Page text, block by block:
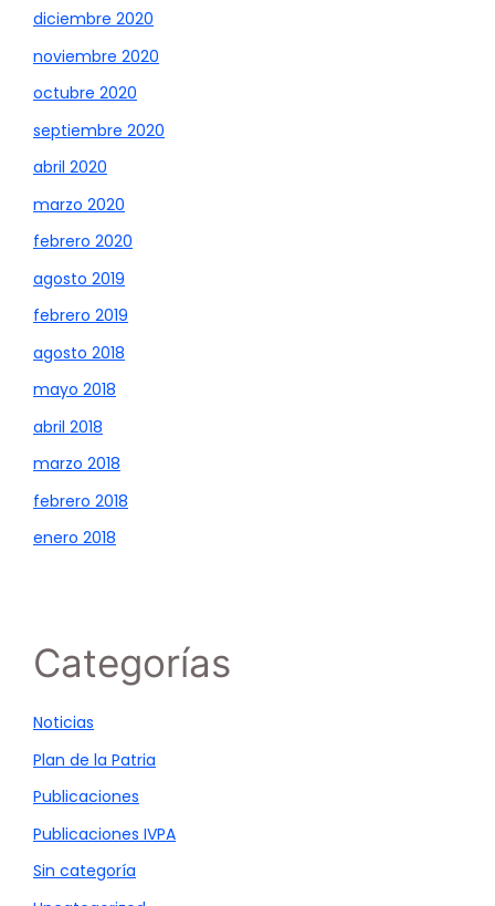
diciembre 2020
noviembre 2020
octubre 2020
septiembre 2020
abril 2020
marzo 2020
febrero 2020
agosto 2019
febrero 2019
agosto 2018
mayo 2018
abril 2018
marzo 2018
febrero 2018
enero 2018
Categorías
Noticias
Plan de la Patria
Publicaciones
Publicaciones IVPA
Sin categoría